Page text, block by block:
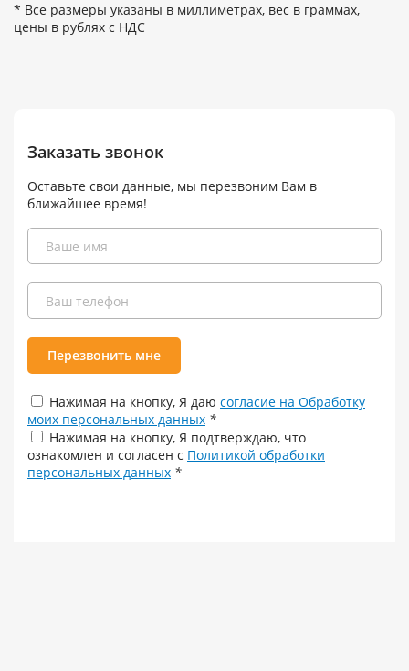
* Все размеры указаны в миллиметрах, вес в граммах,
цены в рублях с НДС
Заказать звонок
Оставьте свои данные, мы перезвоним Вам в
ближайшее время!
Перезвонить мне
Нажимая на кнопку, Я даю согласие на Обработку
моих персональных данных *
Нажимая на кнопку, Я подтверждаю, что
ознакомлен и согласен с Политикой обработки
персональных данных *